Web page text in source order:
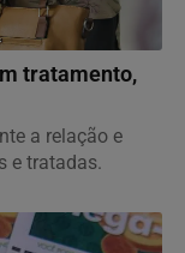
tratamento,
a relação e
e tratadas.